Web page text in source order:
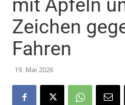
mit Äpfeln
Zeichen
Fahren
19. Mai 2026